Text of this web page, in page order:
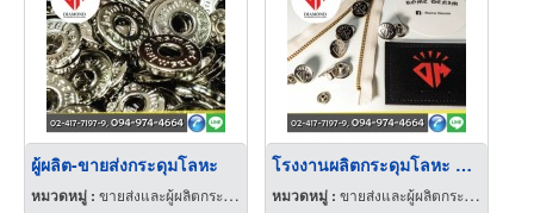
ผู้ผลิต-ขายส่งกระดุมโลหะ
หมวดหมู่ : ขายส่งและผู้ผลิตกระดุม
โรงงานผลิตกระดุมโลหะ สีเงิน
หมวดหมู่ :ขายส่งและผู้ผลิตกระดุม